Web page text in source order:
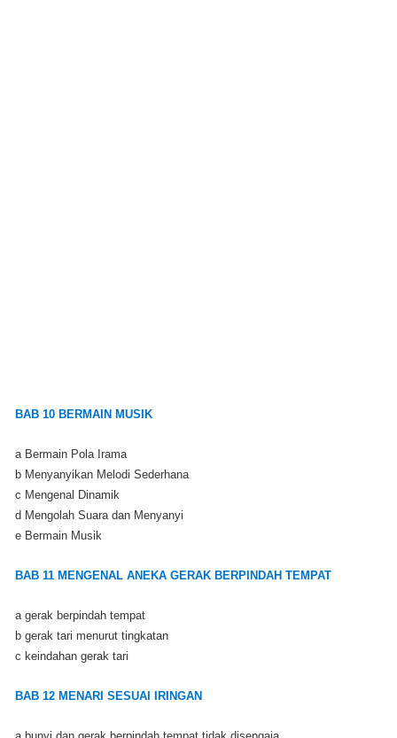
BAB 10 BERMAIN MUSIK
a Bermain Pola Irama
b Menyanyikan Melodi Sederhana
c Mengenal Dinamik
d Mengolah Suara dan Menyanyi
e Bermain Musik
BAB 11 MENGENAL ANEKA GERAK BERPINDAH TEMPAT
a gerak berpindah tempat
b gerak tari menurut tingkatan
c keindahan gerak tari
BAB 12 MENARI SESUAI IRINGAN